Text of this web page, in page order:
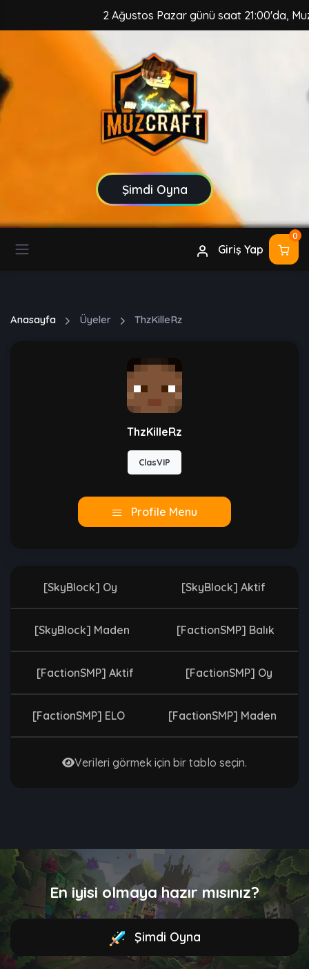
2 Ağustos Pazar günü saat 21:00'da,
Şimdi Oyna
Giriş Yap
0
Anasayfa Üyeler ThzKilleRz
ThzKilleRz
ClasVIP
Profile Menu
[SkyBlock] Oy [SkyBlock] Aktif
[SkyBlock] Maden [FactionSMP] Balık
[FactionSMP] Aktif [FactionSMP] Oy
[FactionSMP] ELO [FactionSMP] Maden
Verileri görmek için bir tablo seçin.
En iyisi olmaya hazır mısınız?
Şimdi Oyna